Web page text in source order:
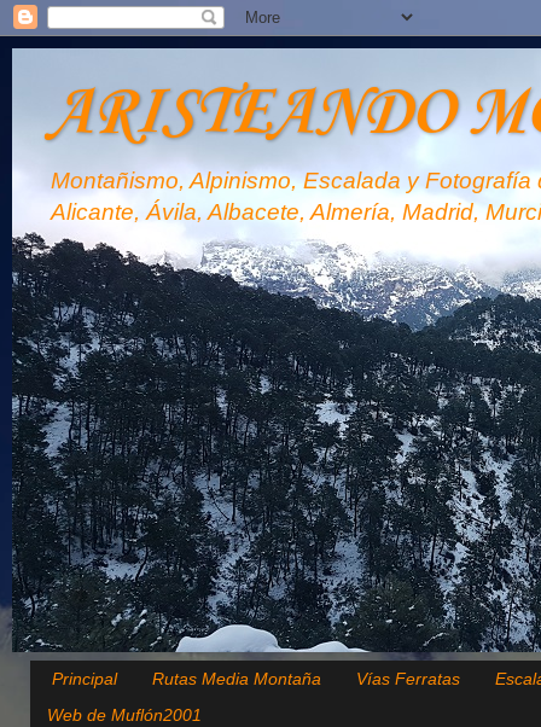
ARISTEANDO
Montañismo, Alpinismo, Escalada y
Alicante, Ávila, Albacete, Almería, Madrid,
Principal Rutas Media Montaña Vías Ferratas
Web de Muflón2001